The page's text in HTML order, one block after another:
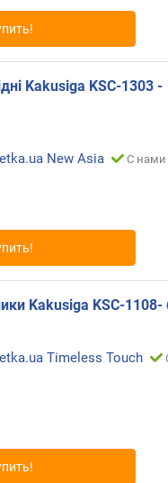
Kakusiga KSC-1303 -
New Asia С нами
Kakusiga KSC-1108-
Timeless Touch